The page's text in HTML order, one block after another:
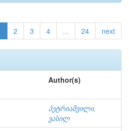
2 3 4 ... 24 next
Author(s)
პეტრიაშვილი,
ვასილ